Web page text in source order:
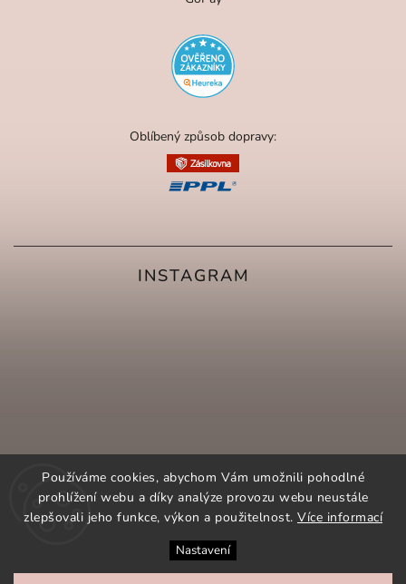
Používáme cookies, abychom Vám umožnili pohodlné
prohlížení webu a díky analýze provozu webu neustále
zlepšovali jeho funkce, výkon a použitelnost. Více informací
Nastavení
INSTAGRAM
SLEDOVAT NA INSTAGRAMU
Oblíbený způsob dopravy: